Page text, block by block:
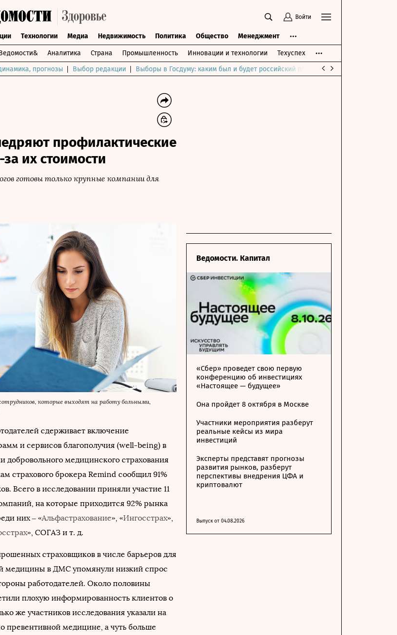
Войти
Технологии Медиа Недвижимость Политика Общество Менеджмент
Аналитика Страна Промышленность Инновации и технологии Техуспех
прогнозы Выбор редакции Выборы в Госдуму: каким был и будет российский парламент
профилактические
их стоимости
готовы только крупные компании для
которые выходят на работу больными,
сдерживает включение
и сервисов благополучия (well-being) в
добровольного медицинского страхования
страхового брокера Remind сообщил 91%
Всего в исследовании приняли участие 11
на которые приходится 92% рынка
них – «Альфастрахование», «Ингосстрах»,
», СОГАЗ и т. д.
страховщиков в числе барьеров для
медицины в ДМС упомянули низкий спрос
работодателей. Около половины
плохую информированность клиентов о
же участников исследования указали на
превентивной медицине, а чуть больше
Ведомости. Капитал
«Сбер» проведет свою первую
конференцию об инвестициях
«Настоящее — будущее»
Она пройдет 8 октября в Москве
Участники мероприятия разберут
реальные кейсы из мира
инвестиций
Эксперты представят прогнозы
развития рынков, разберут
перспективы внедрения ЦФА и
криптовалют
Выпуск от 04.08.2026